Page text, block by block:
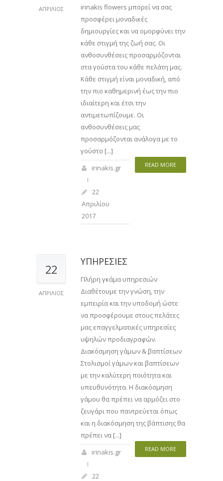
ΑΠΡΊΛΙΟΣ
irinakis flowers μπορεί να σας
προσφέρει μοναδικές
δημιουργίες και να ομορφύνει την
κάθε στιγμή της ζωή σας. Οι
ανθοσυνθέσεις προσαρμόζονται
στα γούστα του κάθε πελάτη μας.
Κάθε στιγμή είναι μοναδική, από
την πιο καθημερινή έως την πιο
ιδιαίτερη και έτσι την
αντιμετωπίζουμε. Οι
ανθοσυνθέσεις μας
προσαρμόζονται ανάλογα με το
γούστο [...]
READ MORE
irinakis.gr
22
Απριλίου
2017
22
ΑΠΡΊΛΙΟΣ
ΥΠΗΡΕΣΙΕΣ
Πλήρη γκάμα υπηρεσιών
Διαθέτουμε την γνώση, την
εμπειρία και την υποδομή ώστε
να προσφέρουμε στους πελάτες
μας επαγγελματικές υπηρεσίες
υψηλών προδιαγραφών.
Διακόσμηση γάμων & βαπτίσεων
Στολισμοί γάμων και βαπτίσεων
με την καλύτερη ποιότητα και
υπευθυνότητα. Η διακόσμηση
γάμου θα πρέπει να αρμόζει στο
ζευγάρι που παντρεύεται όπως
και η διακόσμηση της βάπτισης θα
πρέπει να [...]
READ MORE
irinakis.gr
22